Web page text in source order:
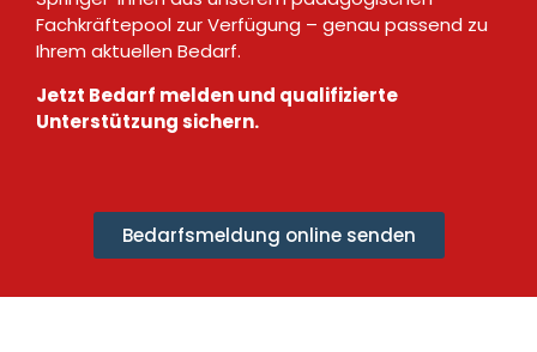
Fachkräftepool zur Verfügung – genau passend zu
Ihrem aktuellen Bedarf.
Jetzt Bedarf melden und qualifizierte
Unterstützung sichern.
Bedarfsmeldung online senden